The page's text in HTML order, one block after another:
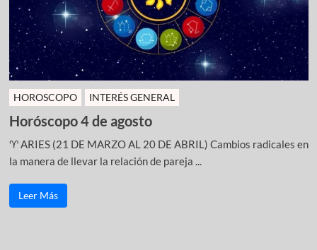
HOROSCOPO INTERÉS GENERAL
Horóscopo 4 de agosto
♈ ARIES (21 DE MARZO AL 20 DE ABRIL) Cambios radicales en
la manera de llevar la relación de pareja ...
Leer Más